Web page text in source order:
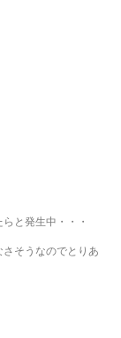
と発生中・・・
そうなのでとりあ